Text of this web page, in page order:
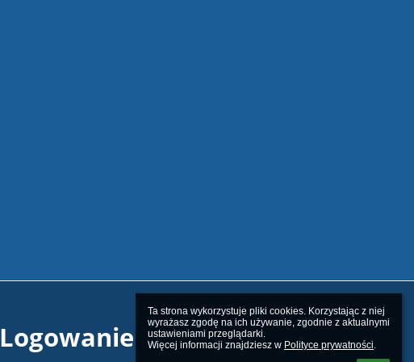
Ta strona wykorzystuje pliki cookies. Korzystając z niej
wyrażasz zgodę na ich używanie, zgodnie z aktualnymi
ustawieniami przeglądarki.
Więcej informacji znajdziesz w Polityce prywatności.
Logowanie